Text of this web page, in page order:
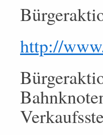
http://